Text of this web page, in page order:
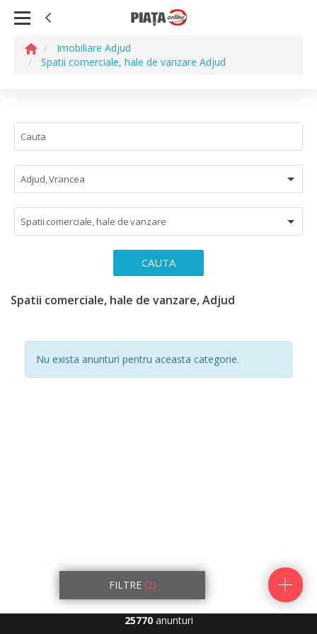
Imobiliare Adjud
Spatii comerciale, hale de vanzare Adjud
Adjud, Vrancea
Spatii comerciale, hale de vanzare
CAUTA
Spatii comerciale, hale de vanzare, Adjud
Nu exista anunturi pentru aceasta categorie.
FILTRE (2)
25770anunturi